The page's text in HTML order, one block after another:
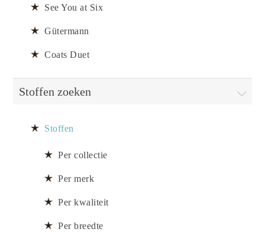
See You at Six
Gütermann
Coats Duet
Stoffen zoeken
Stoffen
Per collectie
Per merk
Per kwaliteit
Per breedte